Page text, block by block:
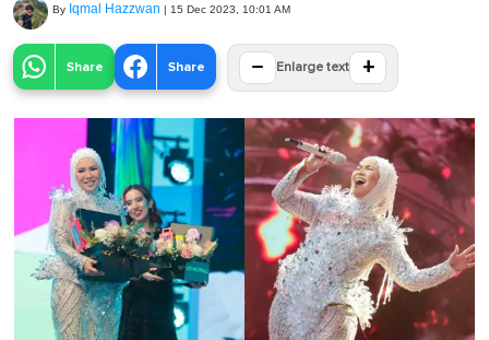
By Iqmal Hazzwan | 15 Dec 2023, 10:01 AM
Share Share − Enlarge text +